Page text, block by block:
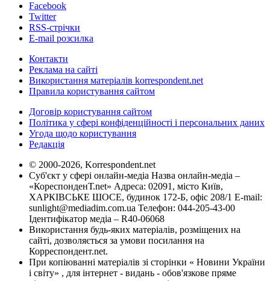
Facebook
Twitter
RSS-стрічки
E-mail розсилка
Контакти
Реклама на сайті
Використання матеріалів korrespondent.net
Правила користування сайтом
Договір користування сайтом
Політика у сфері конфіденційності і персональних даних
Угода щодо користування
Редакція
© 2000-2026, Korrespondent.net
Суб'єкт у сфері онлайн-медіа Назва онлайн-медіа –
«КореспонденТ.net» Адреса: 02091, місто Київ,
ХАРКІВСЬКЕ ШОСЕ, будинок 172-Б, офіс 208/1 E-mail:
sunlight@mediadim.com.ua Телефон: 044-205-43-00
Ідентифікатор медіа – R40-06068
Використання будь-яких матеріалів, розміщених на
сайті, дозволяється за умови посилання на
Корреспондент.net.
При копіюванні матеріалів зі сторінки « Новини України
і світу» , для інтернет - видань - обов'язкове пряме